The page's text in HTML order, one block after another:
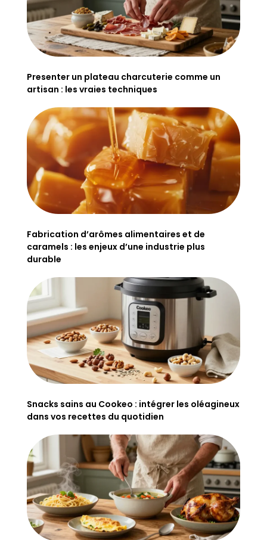
Presenter un plateau charcuterie comme un
artisan : les vraies techniques
Fabrication d’arômes alimentaires et de
caramels : les enjeux d’une industrie plus
durable
Snacks sains au Cookeo : intégrer les oléagineux
dans vos recettes du quotidien